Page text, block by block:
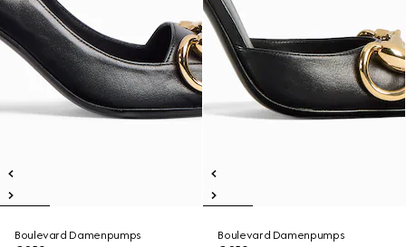
Boulevard Damenpumps
Boulevard Damenpumps